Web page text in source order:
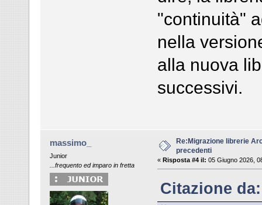
"continuità"
nella
alla nuova
successivi.
massimo_
Junior
...frequento ed imparo in fretta
Re:Migrazione librerie
precedenti
« Risposta #4 il: 05 Giugno 2026,
Citazione